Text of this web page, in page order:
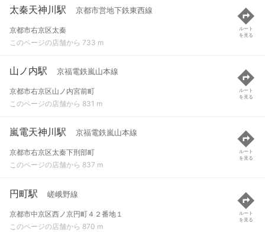
太秦天神川駅 京都市営地下鉄東西線
京都市右京区太秦
このページの店舗から 733 m
ルート
を見る
山ノ内駅 京福電鉄嵐山本線
京都市右京区山ノ内宮前町
このページの店舗から 831 m
ルート
を見る
嵐電天神川駅 京福電鉄嵐山本線
京都市右京区太秦下刑部町
このページの店舗から 837 m
ルート
を見る
円町駅 嵯峨野線
京都市中京区西ノ京円町４２番地１
このページの店舗から 870 m
ルート
を見る